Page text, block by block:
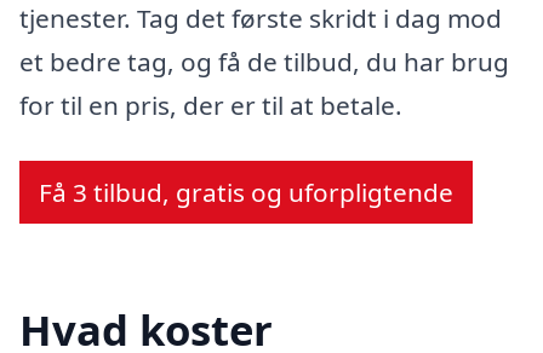
tjenester. Tag det første skridt i dag mod
et bedre tag, og få de tilbud, du har brug
for til en pris, der er til at betale.
Få 3 tilbud, gratis og uforpligtende
Hvad koster